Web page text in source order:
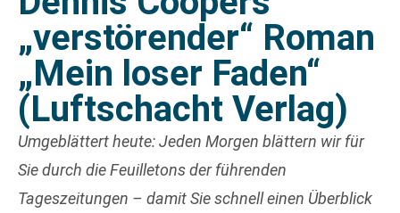
„verstörender“ Roman
„Mein loser Faden“
(Luftschacht Verlag)
Umgeblättert heute: Jeden Morgen blättern wir für
Sie durch die Feuilletons der führenden
Tageszeitungen – damit Sie schnell einen Überblick